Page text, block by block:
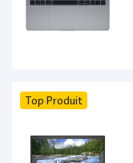
Top Produit